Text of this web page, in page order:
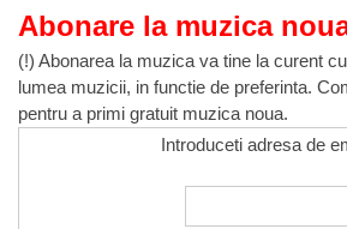
Abonare la muzica
(!) Abonarea la muzica va tine la curent
lumea muzicii, in functie de preferinta.
pentru a primi gratuit muzica noua.
Introduceti adresa de